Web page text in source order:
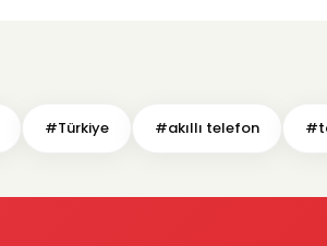
#Türkiye #akıllı telefon